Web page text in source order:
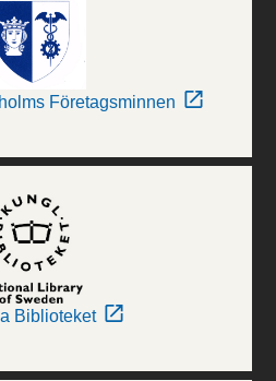
Företagsminnen
Biblioteket